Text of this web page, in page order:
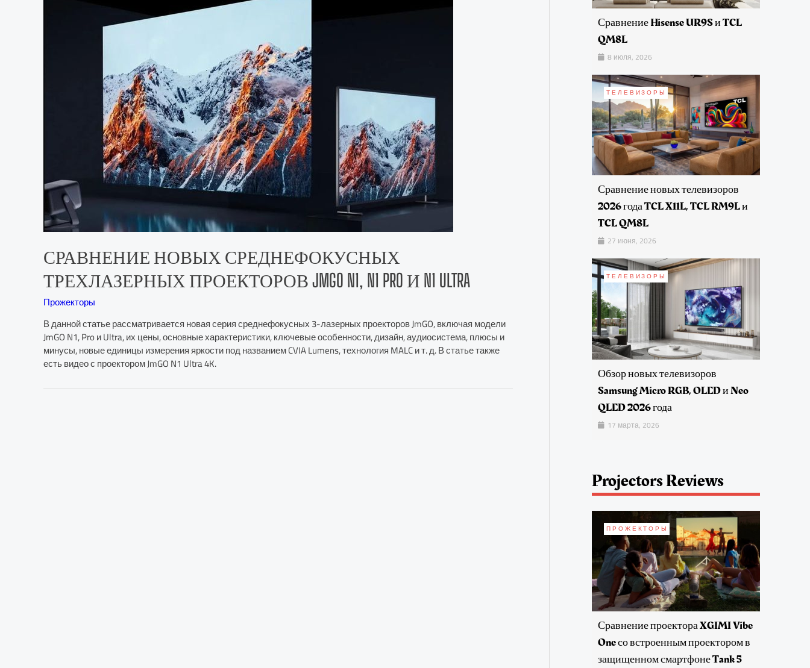
СРАВНЕНИЕ НОВЫХ СРЕДНЕФОКУСНЫХ
ТРЕХЛАЗЕРНЫХ ПРОЕКТОРОВ JMGO N1, N1 PRO И N1 ULTRA
Прожекторы
В данной статье рассматривается новая серия среднефокусных 3-лазерных проекторов JmGO, включая модели
JmGO N1, Pro и Ultra, их цены, основные характеристики, ключевые особенности, дизайн, аудиосистема, плюсы и
минусы, новые единицы измерения яркости под названием CVIA Lumens, технология MALC и т. д. В статье также
есть видео с проектором JmGO N1 Ultra 4K.
Сравнение Hisense UR9S и TCL
QM8L
8 июля, 2026
ТЕЛЕВИЗОРЫ
Сравнение новых телевизоров
2026 года TCL X11L, TCL RM9L и
TCL QM8L
27 июня, 2026
ТЕЛЕВИЗОРЫ
Обзор новых телевизоров
Samsung Micro RGB, OLED и Neo
QLED 2026 года
17 марта, 2026
Projectors Reviews
ПРОЖЕКТОРЫ
Сравнение проектора XGIMI Vibe
One со встроенным проектором в
защищенном смартфоне Tank 5